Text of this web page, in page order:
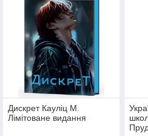
Дискрет Кауліц М.
Лімітоване видання